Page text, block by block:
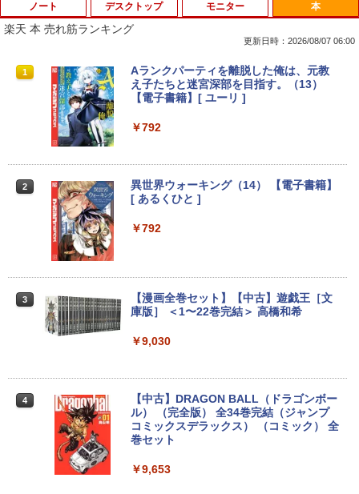
ノート
1
価格重視訳あり ノートパソコン Office付
き 店長おまかせ 東芝 富士通 NEC DELL
HP等 Celeron 初めてパソコンを使う方
たはSSD128GB Windows11/10 OS選択
古】
￥7,800
ThinkPad X390 第8世代 Core i5 8265U
メモリ8GB SSD 256GB PCIe Win11 Pro
13.3インチ フルHD WWAN LTE Webカ
メラ 指紋認証 顔認証 レノボ
￥14,800
3
DELL Latitude 5590 Core i5 8250U 1.6
GHz/8GB/256GB(SSD)/15.6W/FWXGA
(1366x768)/Win11 画面シミあり【中
古】【20260709】
￥16,500
デスクトップ
1
ポイント10倍 中古パソコン デスクトッ
プパソコン Windows 11【Office付】
【Windows 11 Pro 64Bit搭載】DELL O
D 120GB/DVD-ROM/送料無料【オプショ
￥24,800
【エントリーでポイント100％還元のチ
ows11 Pro mini pc 4.1GHz WIFI6 BT5.
2 小型PC VESA対応 ミニパソコン 2画面
高性能 みにpc nucbox 省エネ デスクト
ップPC
￥66,248
3
[VETESA正規販売店]デスクトップパソ
コン PC 一体型 新品 Windows11 27型 C
ore i7 第4世代 Office付き メモリ16GB
SSD512GB 初期設定済 ホワイト ブラッ
ク
モニター 本
楽天 本 売れ筋ランキング
更新日時：2026/08/07 06:00
1
Aランクパーティを離脱した俺は、元教
え子たちと迷宮深部を目指す。（13）
【電子書籍】[ ユーリ ]
￥792
2
異世界ウォーキング（14） 【電子書籍】
[ あるくひと ]
￥792
3
【漫画全巻セット】【中古】遊戯王［文
庫版］ ＜1〜22巻完結＞ 高橋和希
￥9,030
4
【中古】DRAGON BALL（ドラゴンボー
ル） （完全版） 全34巻完結（ジャンプ
コミックスデラックス） （コミック） 全
巻セット
￥9,653